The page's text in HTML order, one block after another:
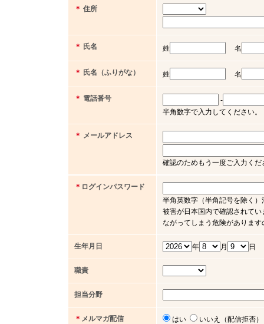
＊ 住所
＊ 氏名 姓 名
＊ 氏名（ふりがな） 姓 名
＊ 電話番号
-
半角数字で入力してください
＊ メールアドレス
確認のためもう一度ご入力くだ
＊ ログインパスワード
半角英数字（半角記号を除く
被害が日本国内で確認されて
ながってしまう危険がありま
生年月日 年 月 日
職責
担当分野
＊ メルマガ配信 はい いいえ（配信拒否）